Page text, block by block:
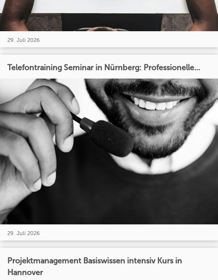
29. Juli 2026
Telefontraining Seminar in Nürnberg: Professionelle...
29. Juli 2026
Projektmanagement Basiswissen intensiv Kurs in
Hannover